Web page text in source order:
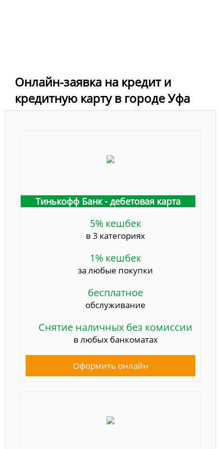
Онлайн-заявка на кредит и
кредитную карту в городе Уфа
Тинькофф Банк - дебетовая карта
5% кешбек
в 3 категориях
1% кешбек
за любые покупки
бесплатное
обслуживание
Снятие наличных без комиссии
в любых банкоматах
Оформить онлайн